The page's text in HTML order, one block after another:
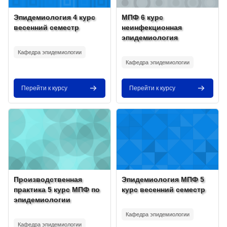
Изображение курса
Название курса
Эпидемиология 4 курс
весенний семестр
Кафедра эпидемиологии
Перейти к курсу
Изображение курса
Название курса
МПФ 6 курс
неинфекционная
эпидемиология
Кафедра эпидемиологии
Перейти к курсу
Изображение курса" Производственная практика 5 курс МПФ по
Изображение курса
Название курса
Производственная
практика 5 курс МПФ по
эпидемиологии
Кафедра эпидемиологии
Изображение курса"
Изображение курса
Название курса
Эпидемиология МПФ 5
курс весенний семестр
Кафедра эпидемиологии